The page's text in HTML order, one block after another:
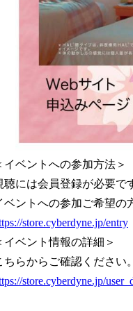
イベントへの参加方法＞
聴には会員登録が必要で
ベントへの参加ご希望の
store.cyberdyne.jp/entry
イベント情報の詳細＞
ちらからご確認ください。
store.cyberdyne.jp/